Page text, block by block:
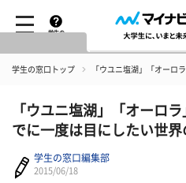
学生の
学生の窓口トップ 「ウユニ塩湖」「オーロ
「ウユニ塩湖」「オーロ
でに一度は目にしたい世界
学生の窓口編集部
2015/06/18